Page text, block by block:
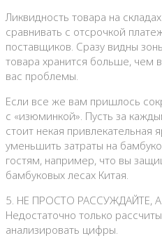
Ликвидность товара на
сравнивать с отсрочкой
поставщиков. Сразу видны
товара хранится больше, чем
вас проблемы.
Если все же вам пришлось
с «изюминкой». Пусть за
стоит некая привлекательная
уменьшить затраты на
гостям, например, что вы
бамбуковых лесах Китая.
5. НЕ ПРОСТО РАССУЖДАЙТЕ,
Недостаточно только
анализировать цифры.